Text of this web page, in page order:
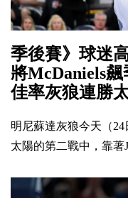
季後賽》球迷
將McDaniels
佳率灰狼連勝
明尼蘇達灰狼今天（
太陽的第二戰中，靠著